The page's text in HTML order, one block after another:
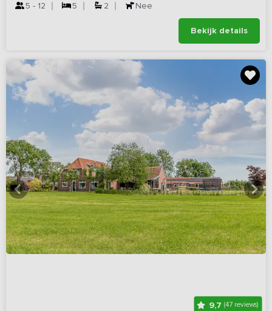
5 - 12 5 2 Nee
Bekijk details
9,7(47 reviews)